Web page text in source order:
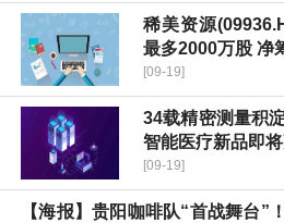
稀美资源
最多2000万股 净
[09-19]
34载精密测量积
智能医疗新品即
[09-19]
【海报】贵阳咖啡队“首战舞台”